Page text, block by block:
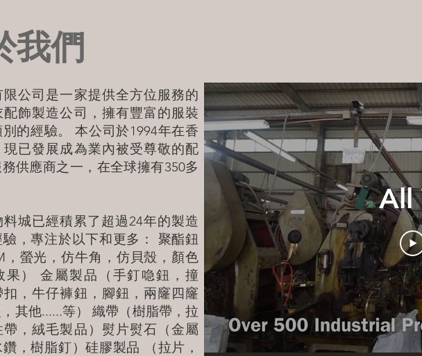
我們
限公司是一家提供全方位服務的
配飾製造公司，擁有豐富的服裝
的經驗。 本公司於1994年在香
現已發展成為業內被受尊敬的配
供應商之一，在全球擁有350多
城已經積累了超過24年的製造
，專注於以下和更多： 聚酯鈕
，螢光，仿牛角，仿貝殼，顏色
果） 金屬製品（手釘喼鈕，撞
扣，牛仔褲鈕，腳鈕，兩窿四窿
其他......等） 織帶（樹脂帶，拉
帶，絨毛製品）熨片熨石（金屬
，樹脂釘）硅膠製品 （拉片，
All